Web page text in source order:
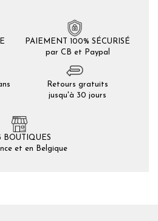
PAIEMENT 100% SÉCURISÉ
par CB et Paypal
Retours gratuits
jusqu'à 30 jours
BOUTIQUES
et en Belgique